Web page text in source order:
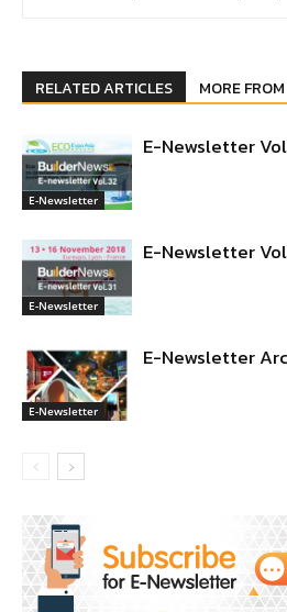
RELATED ARTICLES MORE
E-Newsletter
E-Newsletter
E-Newsletter
E-Newsletter
E-Newsletter
E-Newsletter